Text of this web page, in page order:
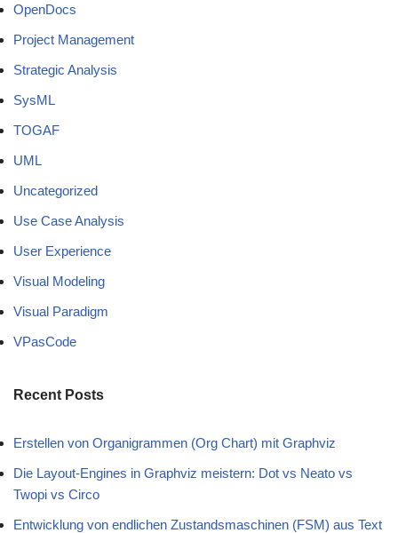
OpenDocs
Project Management
Strategic Analysis
SysML
TOGAF
UML
Uncategorized
Use Case Analysis
User Experience
Visual Modeling
Visual Paradigm
VPasCode
Recent Posts
Erstellen von Organigrammen (Org Chart) mit Graphviz
Die Layout-Engines in Graphviz meistern: Dot vs Neato vs
Twopi vs Circo
Entwicklung von endlichen Zustandsmaschinen (FSM) aus Text